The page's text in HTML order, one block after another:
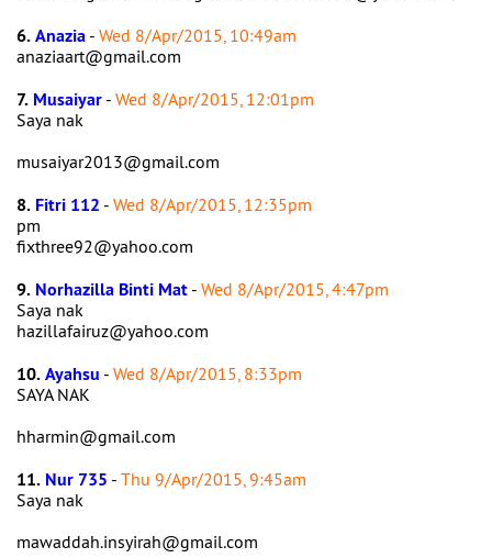
6.Anazia - Wed 8/Apr/2015, 10:49am
anaziaart@gmail.com
7. Musaiyar - Wed 8/Apr/2015, 12:01pm
Saya nak
musaiyar2013@gmail.com
8. Fitri 112 - Wed 8/Apr/2015, 12:35pm
pm
fixthree92@yahoo.com
9. Norhazilla Binti Mat - Wed 8/Apr/2015, 4:47pm
Saya nak
hazillafairuz@yahoo.com
10.Ayahsu - Wed 8/Apr/2015, 8:33pm
SAYA NAK
hharmin@gmail.com
11. Nur 735 - Thu 9/Apr/2015, 9:45am
Saya nak
mawaddah.insyirah@gmail.com